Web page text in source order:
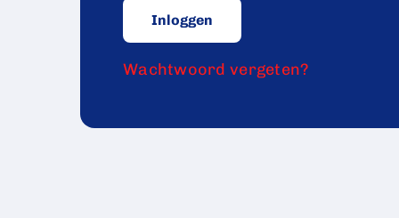
Wachtwoord vergeten?